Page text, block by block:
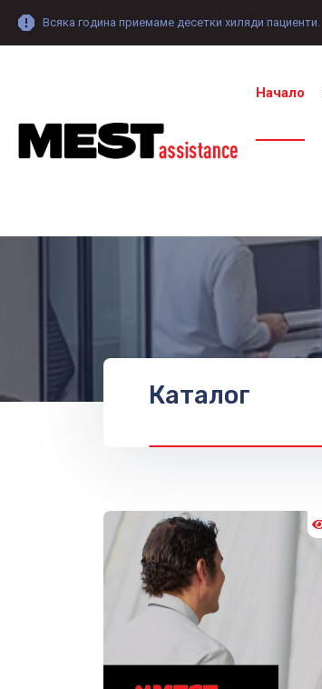
Всяка година приемаме десетки хиляди пациенти.
Начало
Каталог